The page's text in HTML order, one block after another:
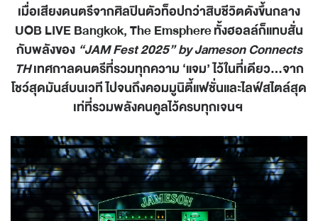
เมื่อเสียงดนตรีจากศิลปินตัวท็อปกว่าสิบชีวิตดังขึ้นกลาง
UOB LIVE Bangkok, The Emsphereทั้งฮอลล์ก็แทบสั่น
กับพลังของ “JAM Fest 2025” by Jameson Connects
THเทศกาลดนตรีที่รวมทุกความ ‘แจม’ไว้ในที่เดียว...จาก
โชว์สุดมันส์บนเวที ไปจนถึงคอมมูนิตี้แฟชั่นและไลฟ์สไตล์สุด
เท่ที่รวมพลังคนคูลไว้ครบทุกเจนฯ